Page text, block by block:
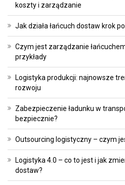
koszty i zarządzanie
Jak działa łańcuch dostaw krok
Czym jest zarządzanie
przykłady
Logistyka produkcji: najnowsze
rozwoju
Zabezpieczenie ładunku w
bezpiecznie?
Outsourcing logistyczny – czym
Logistyka 4.0 – co to jest i jak
dostaw?